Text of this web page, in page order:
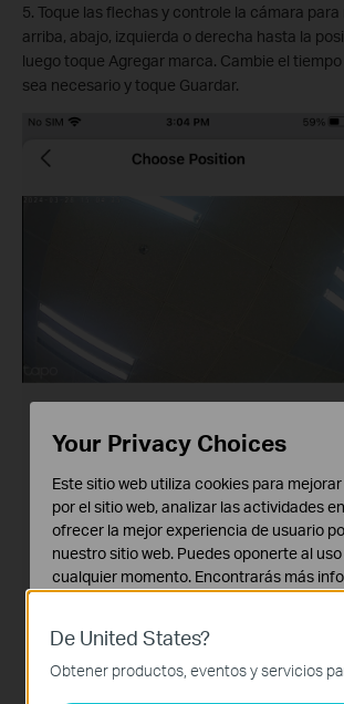
5. Toque las flechas y controle la cámara
arriba, abajo, izquierda o derecha hasta la
luego toque Agregar marca. Cambie el
sea necesario y toque Guardar.
De United States?
Obtener productos, eventos y servicios
Your Privacy Choices
Este sitio web utiliza cookies para
por el sitio web, analizar las actividades
ofrecer la mejor experiencia de usuario
nuestro sitio web. Puedes oponerte al
cualquier momento. Encontrarás más
Cookies Básicas
Estas cookies son necesarias para el
del sitio web y no pueden desactivarse en